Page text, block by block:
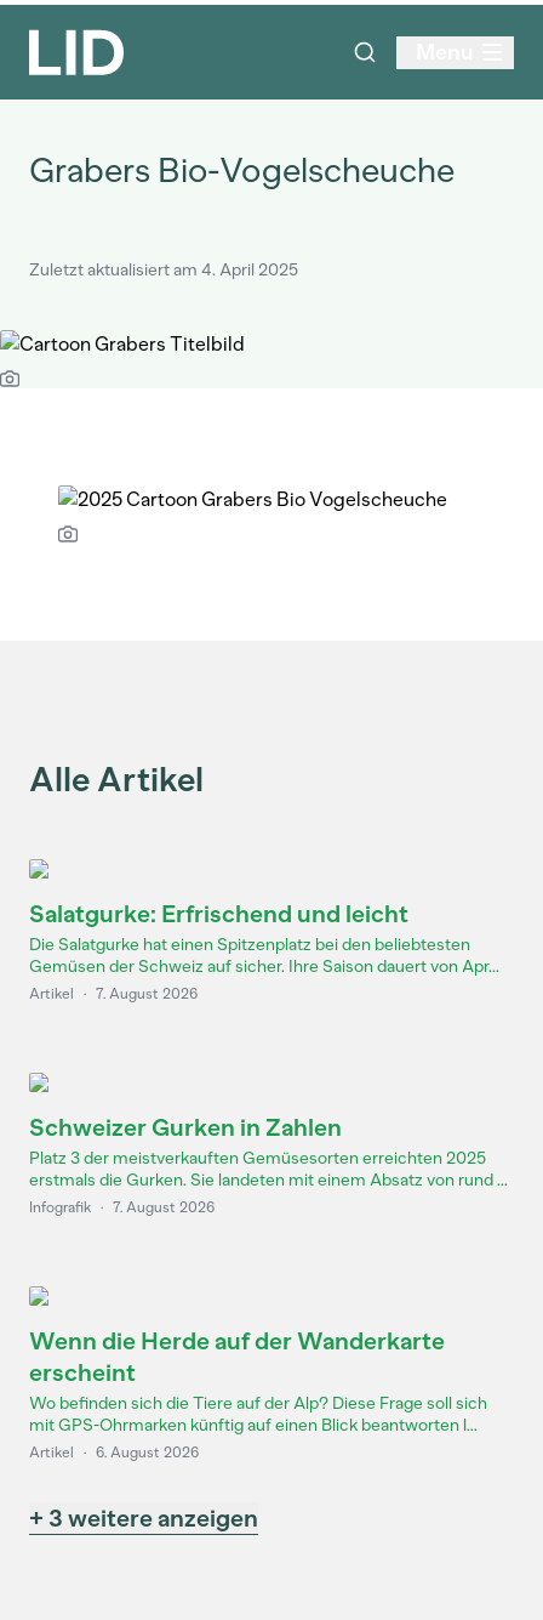
Grabers Bio-Vogelscheuche
Zuletzt aktualisiert am 4. April 2025
Alle Artikel
Salatgurke: Erfrischend und leicht
Die Salatgurke hat einen Spitzenplatz bei den beliebtesten
Gemüsen der Schweiz auf sicher. Ihre Saison dauert von Apr...
Artikel · 7. August 2026
Schweizer Gurken in Zahlen
Platz 3 der meistverkauften Gemüsesorten erreichten 2025
erstmals die Gurken. Sie landeten mit einem Absatz von rund ...
Infografik · 7. August 2026
Wenn die Herde auf der Wanderkarte
erscheint
Wo befinden sich die Tiere auf der Alp? Diese Frage soll sich
mit GPS-Ohrmarken künftig auf einen Blick beantworten l...
Artikel · 6. August 2026
+ 3 weitere anzeigen